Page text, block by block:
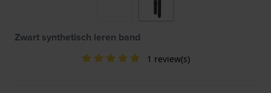
Zwart synthetisch leren band
1 review(s)